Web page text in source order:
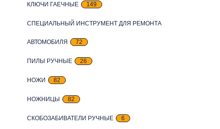
КЛЮЧИ ГАЕЧНЫЕ 149
СПЕЦИАЛЬНЫЙ ИНСТРУМЕНТ ДЛЯ РЕМОНТА
АВТОМОБИЛЯ 72
ПИЛЫ РУЧНЫЕ 26
НОЖИ 82
НОЖНИЦЫ 82
СКОБОЗАБИВАТЕЛИ РУЧНЫЕ 6